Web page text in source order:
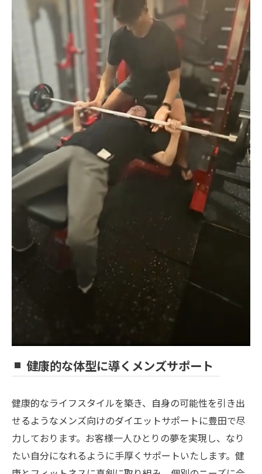
健康的な体型に導くメンズサポート
健康的なライフスタイルを築き、自身の可能性を引き出
せるようなメンズ向けのダイエットサポートに豊田で尽
力しております。お客様一人ひとりの夢を実現し、なり
たい自分になれるように手厚くサポートいたします。健